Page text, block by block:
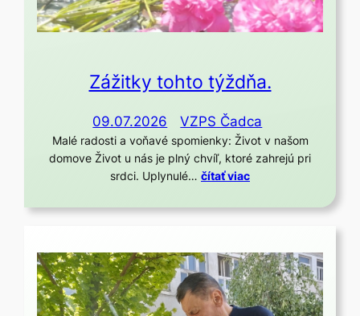
Zážitky tohto týždňa.
09.07.2026 VZPS Čadca
Malé radosti a voňavé spomienky: Život v našom
domove Život u nás je plný chvíľ, ktoré zahrejú pri
srdci. Uplynulé… čítať viac